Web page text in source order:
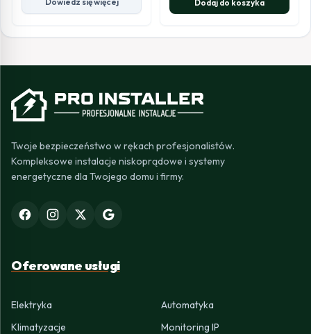
Dodaj do koszyka
Twoje bezpieczeństwo w rękach profesjonalistów.
Kompleksowe instalacje niskoprądowe i systemy
energetyczne dla Twojego domu i firmy.
Oferowane usługi
Elektryka
Automatyka
Klimatyzacje
Monitoring IP